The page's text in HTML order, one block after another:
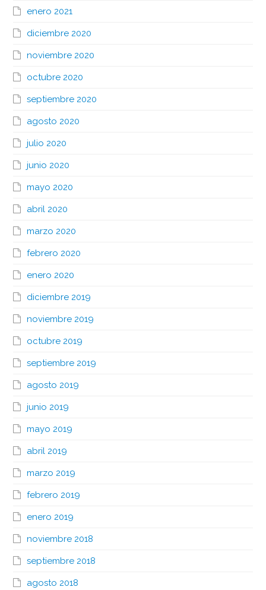
enero 2021
diciembre 2020
noviembre 2020
octubre 2020
septiembre 2020
agosto 2020
julio 2020
junio 2020
mayo 2020
abril 2020
marzo 2020
febrero 2020
enero 2020
diciembre 2019
noviembre 2019
octubre 2019
septiembre 2019
agosto 2019
junio 2019
mayo 2019
abril 2019
marzo 2019
febrero 2019
enero 2019
noviembre 2018
septiembre 2018
agosto 2018